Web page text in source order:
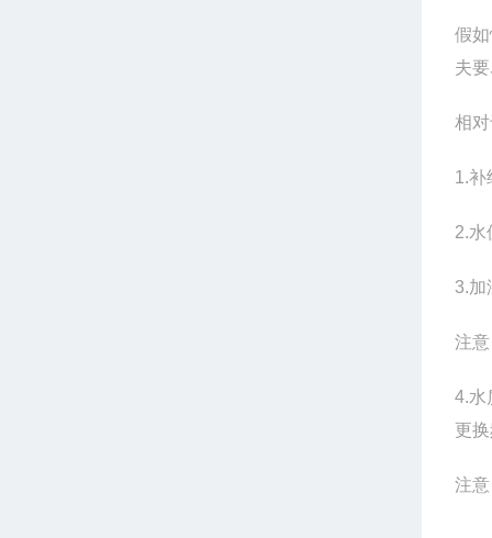
假
夫
相
1.补
2.水
3.加
注
4.水
更
注